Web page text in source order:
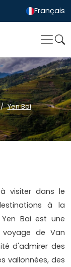
Français
Yen Bai
visiter dans le
à la
Bai est une
de Van
d'admirer des
vallonnées, des